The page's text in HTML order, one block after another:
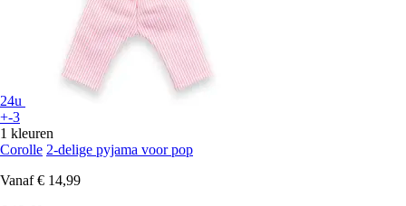
24u
+-3
1 kleuren
Corolle 2-delige pyjama voor pop
Vanaf € 14,99